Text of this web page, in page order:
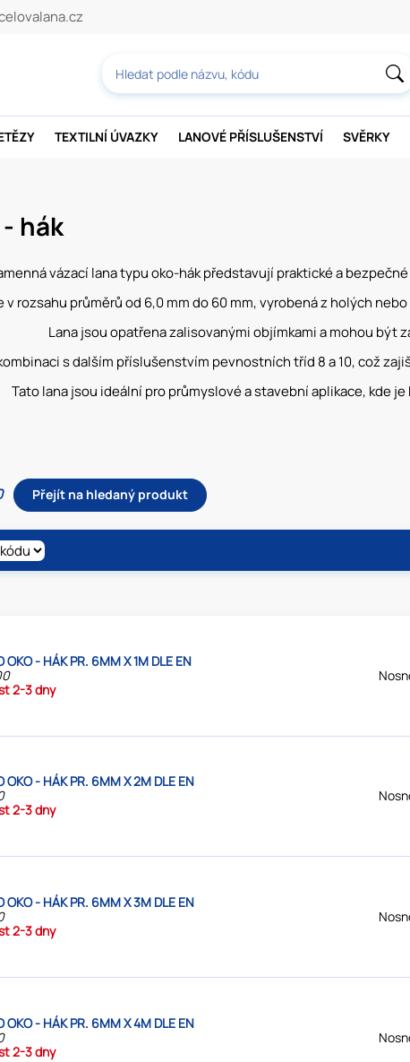
TEXTILNÍ ÚVAZKY LANOVÉ PŘÍSLUŠENSTVÍ SVĚRKY
hák
vázací lana typu oko-hák představují praktické a
v rozsahu průměrů od 6,0 mm do 60 mm, vyrobená z holých
Lana jsou opatřena zalisovanými objímkami a mohou být
s dalším příslušenstvím pevnostních tříd 8 a 10, což
Tato lana jsou ideální pro průmyslové a stavební aplikace, kde
Přejít na hledaný produkt
OKO - HÁK PR. 6MM X 1M DLE EN
2-3 dny
OKO - HÁK PR. 6MM X 2M DLE EN
2-3 dny
OKO - HÁK PR. 6MM X 3M DLE EN
2-3 dny
OKO - HÁK PR. 6MM X 4M DLE EN
2-3 dny